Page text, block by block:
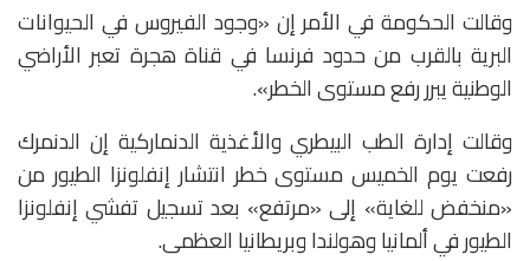
وقالت الحكومة في الأمر إن «وجود الفيروس في الحيوانات
البرية بالقرب من حدود فرنسا في قناة هجرة تعبر الأراضي
الوطنية يبرر رفع مستوى الخطر».
وقالت إدارة الطب البيطري والأغذية الدنماركية إن الدنمرك
رفعت يوم الخميس مستوى خطر انتشار إنفلونزا الطيور من
«منخفض للغاية» إلى «مرتفع» بعد تسجيل تفشي إنفلونزا
الطيور في ألمانيا وهولندا وبريطانيا العظمى.